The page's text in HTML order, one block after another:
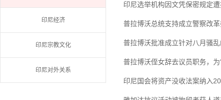
印尼经济
印尼宗教文化
印尼对外关系
印尼选举机构因文凭保密规定
普拉博沃总统支持成立警察改
普拉博沃批准成立针对八月骚
普拉博沃侄女辞去议员职务，
印尼国会将资产没收法案纳入